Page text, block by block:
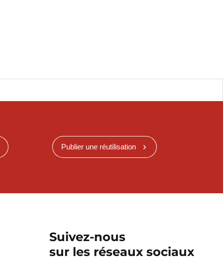
Publier une réutilisation
Suivez-nous
sur les réseaux sociaux